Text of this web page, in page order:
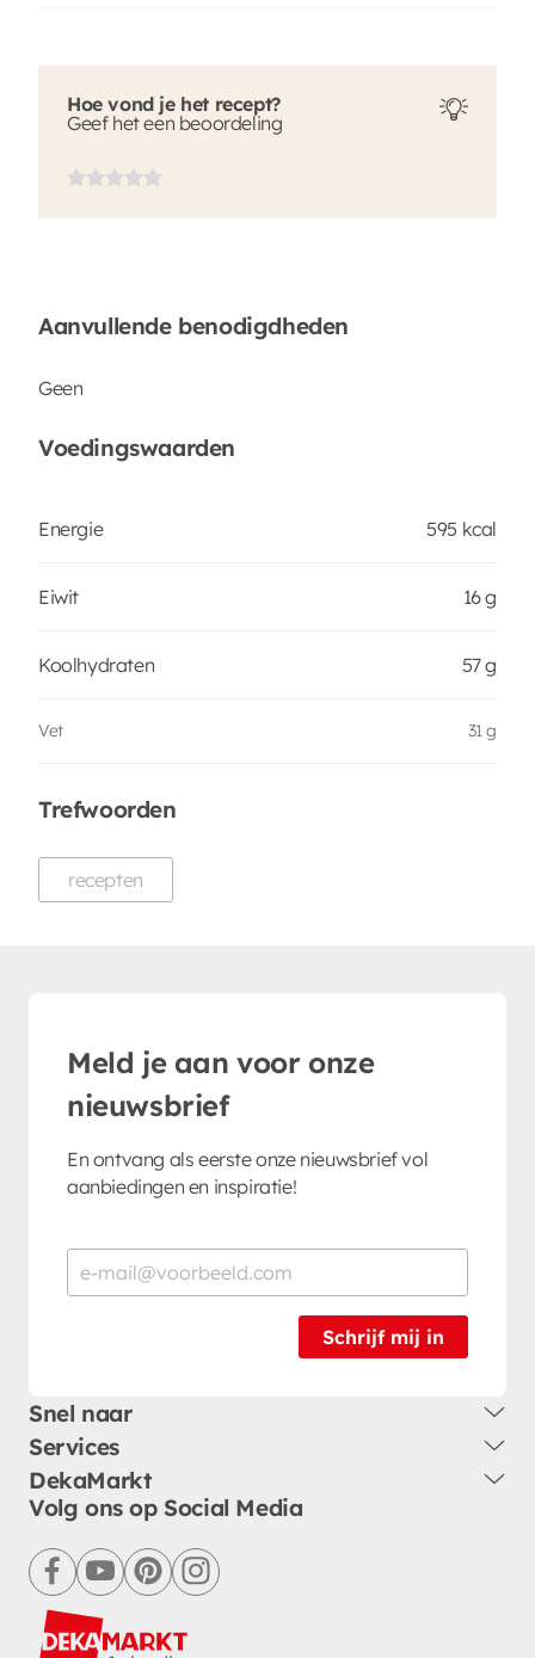
Hoe vond je het recept?
Geef het een beoordeling
Aanvullende benodigdheden
Geen
Voedingswaarden
Energie 595 kcal
Eiwit 16 g
Koolhydraten 57 g
Vet 31 g
Trefwoorden
recepten
Meld je aan voor onze
nieuwsbrief
En ontvang als eerste onze nieuwsbrief vol
aanbiedingen en inspiratie!
Schrijf mij in
Snel naar
Services
DekaMarkt
Volg ons op Social Media
facebookyoutubepinterestinstagram